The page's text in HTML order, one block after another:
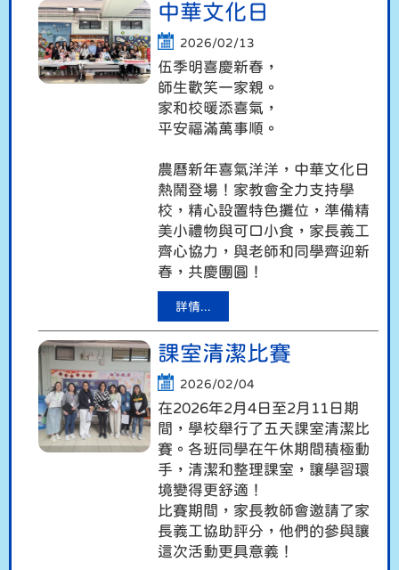
中華文化日
2026/02/13
伍季明喜慶新春，
師生歡笑一家親。
家和校暖添喜氣，
平安福滿萬事順。
農曆新年喜氣洋洋，中華文化日
熱鬧登場！家教會全力支持學
校，精心設置特色攤位，準備精
美小禮物與可口小食，家長義工
齊心協力，與老師和同學齊迎新
春，共慶團圓！
詳情...
課室清潔比賽
2026/02/04
在2026年2月 4日至2月 11 日期
間，學校舉行了五天課室清潔比
賽。各班同學在午休期間積極動
手，清潔和整理課室，讓學習環
境變得更舒適！
比賽期間，家長教師會邀請了家
長義工協助評分，他們的參與讓
這次活動更具意義！